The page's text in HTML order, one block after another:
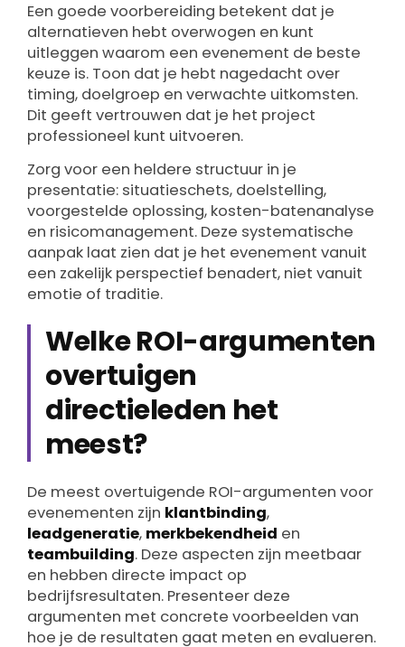
Een goede voorbereiding betekent dat je
alternatieven hebt overwogen en kunt
uitleggen waarom een evenement de beste
keuze is. Toon dat je hebt nagedacht over
timing, doelgroep en verwachte uitkomsten.
Dit geeft vertrouwen dat je het project
professioneel kunt uitvoeren.
Zorg voor een heldere structuur in je
presentatie: situatieschets, doelstelling,
voorgestelde oplossing, kosten-batenanalyse
en risicomanagement. Deze systematische
aanpak laat zien dat je het evenement vanuit
een zakelijk perspectief benadert, niet vanuit
emotie of traditie.
Welke ROI-argumenten
overtuigen
directieleden het
meest?
De meest overtuigende ROI-argumenten voor
evenementen zijn klantbinding,
leadgeneratie, merkbekendheid en
teambuilding. Deze aspecten zijn meetbaar
en hebben directe impact op
bedrijfsresultaten. Presenteer deze
argumenten met concrete voorbeelden van
hoe je de resultaten gaat meten en evalueren.